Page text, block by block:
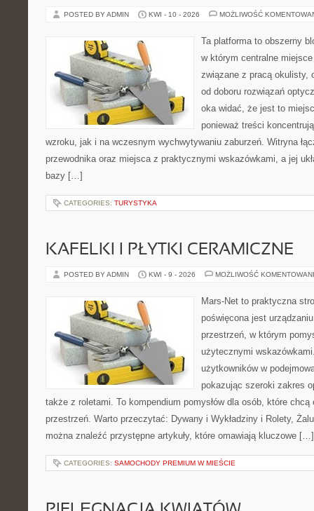
POSTED BY ADMIN KWI - 10 - 2026 MOŻLIWOŚĆ
Ta platforma to obszerny
w którym centralne
związane z pracą okulisty,
od doboru rozwiązań
oka widać, że jest to
ponieważ treści
wzroku, jak i na wczesnym wychwytywaniu zaburzeń. Witryna
przewodnika oraz miejsca z praktycznymi wskazówkami, a jej
bazy […]
CATEGORIES: TURYSTYKA
KAFELKI I PŁYTKI CERAMICZNE
POSTED BY ADMIN KWI - 9 - 2026 MOŻLIWOŚĆ
Mars-Net to praktyczna
poświęcona jest
przestrzeń, w którym
użytecznymi
użytkowników w
pokazując szeroki zakres
także z roletami. To kompendium pomysłów dla osób, które chcą
przestrzeń. Warto przeczytać: Dywany i Wykładziny i Rolety,
można znaleźć przystępne artykuły, które omawiają kluczowe […]
CATEGORIES: SAMOCHODY PREMIUM W MIEŚCIE